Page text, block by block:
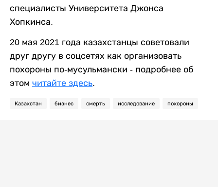
специалисты Университета Джонса
Хопкинса.
20 мая 2021 года казахстанцы советовали
друг другу в соцсетях как организовать
похороны по-мусульмански - подробнее об
этом читайте здесь.
Казахстан бизнес смерть исследование похороны